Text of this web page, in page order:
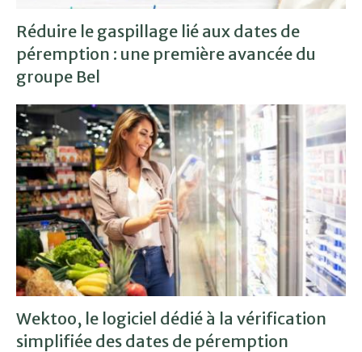
Réduire le gaspillage lié aux dates de
péremption : une première avancée du
groupe Bel
Wektoo, le logiciel dédié à la vérification
simplifiée des dates de péremption